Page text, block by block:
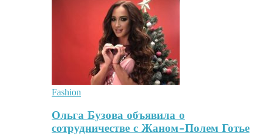
Fashion
Ольга Бузова объявила о
сотрудничестве с Жаном-Полем Готье